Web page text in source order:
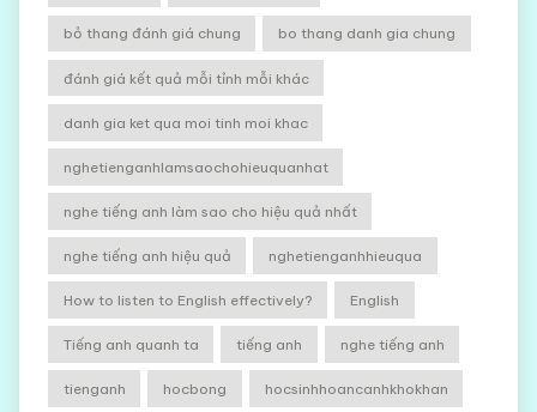
bỏ thang đánh giá chung bo thang danh gia chung
đánh giá kết quả mỗi tỉnh mỗi khác
danh gia ket qua moi tinh moi khac
nghetienganhlamsaochohieuquanhat
nghe tiếng anh làm sao cho hiệu quả nhất
nghe tiếng anh hiệu quả nghetienganhhieuqua
How to listen to English effectively? English
Tiếng anh quanh ta tiếng anh nghe tiếng anh
tienganh hocbong hocsinhhoancanhkhokhan